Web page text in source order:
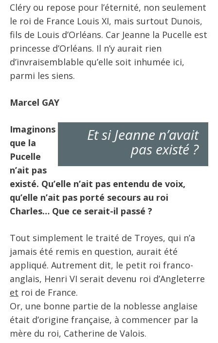
Cléry ou repose pour l’éternité, non seulement
le roi de France Louis XI, mais surtout Dunois,
fils de Louis d’Orléans. Car Jeanne la Pucelle est
princesse d’Orléans. Il n’y aurait rien
d’invraisemblable qu’elle soit inhumée ici,
parmi les siens.
Marcel GAY
Et si Jeanne n’avait
pas existé ?
Imaginons
que la
Pucelle
n’ait pas
existé. Qu’elle n’ait pas entendu de voix,
qu’elle n’ait pas porté secours au roi
Charles… Que ce serait-il passé ?
Tout simplement le traité de Troyes, qui n’a
jamais été remis en question, aurait été
appliqué. Autrement dit, le petit roi franco-
anglais, Henri VI serait devenu roi d’Angleterre
et roi de France.
Or, une bonne partie de la noblesse anglaise
était d’origine française, à commencer par la
mère du roi, Catherine de Valois.